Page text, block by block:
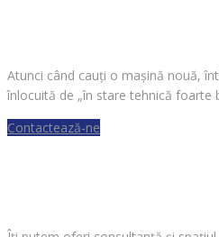
Atunci când cauți o mașină nouă,
înlocuită de „în stare tehnică foarte
Contactează-ne